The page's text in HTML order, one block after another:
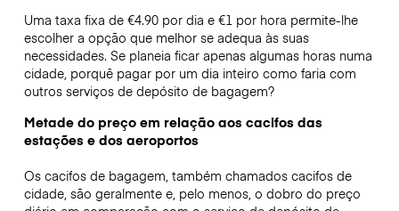
Uma taxa fixa de €4.90 por dia e €1 por hora permite-lhe
escolher a opção que melhor se adequa às suas
necessidades. Se planeia ficar apenas algumas horas numa
cidade, porquê pagar por um dia inteiro como faria com
outros serviços de depósito de bagagem?
Metade do preço em relação aos cacifos das
estações e dos aeroportos
Os cacifos de bagagem, também chamados cacifos de
cidade, são geralmente e, pelo menos, o dobro do preço